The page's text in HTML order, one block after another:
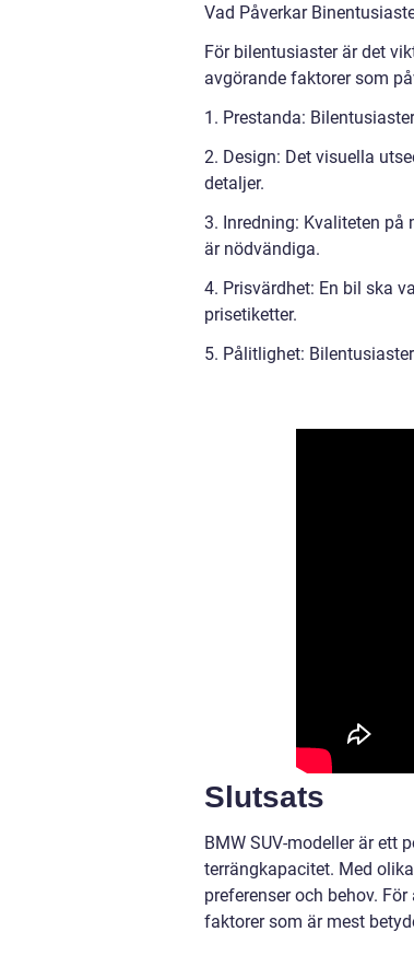
Vad Påverkar
För bilentusiaster är det
avgörande faktorer som
1. Prestanda:
2. Design: Det visuella
detaljer.
3. Inredning: Kvaliteten
är nödvändiga.
4. Prisvärdhet: En bil ska
prisetiketter.
5. Pålitlighet:
Slutsats
BMW SUV-modeller är ett
terrängkapacitet. Med
preferenser och behov.
faktorer som är mest